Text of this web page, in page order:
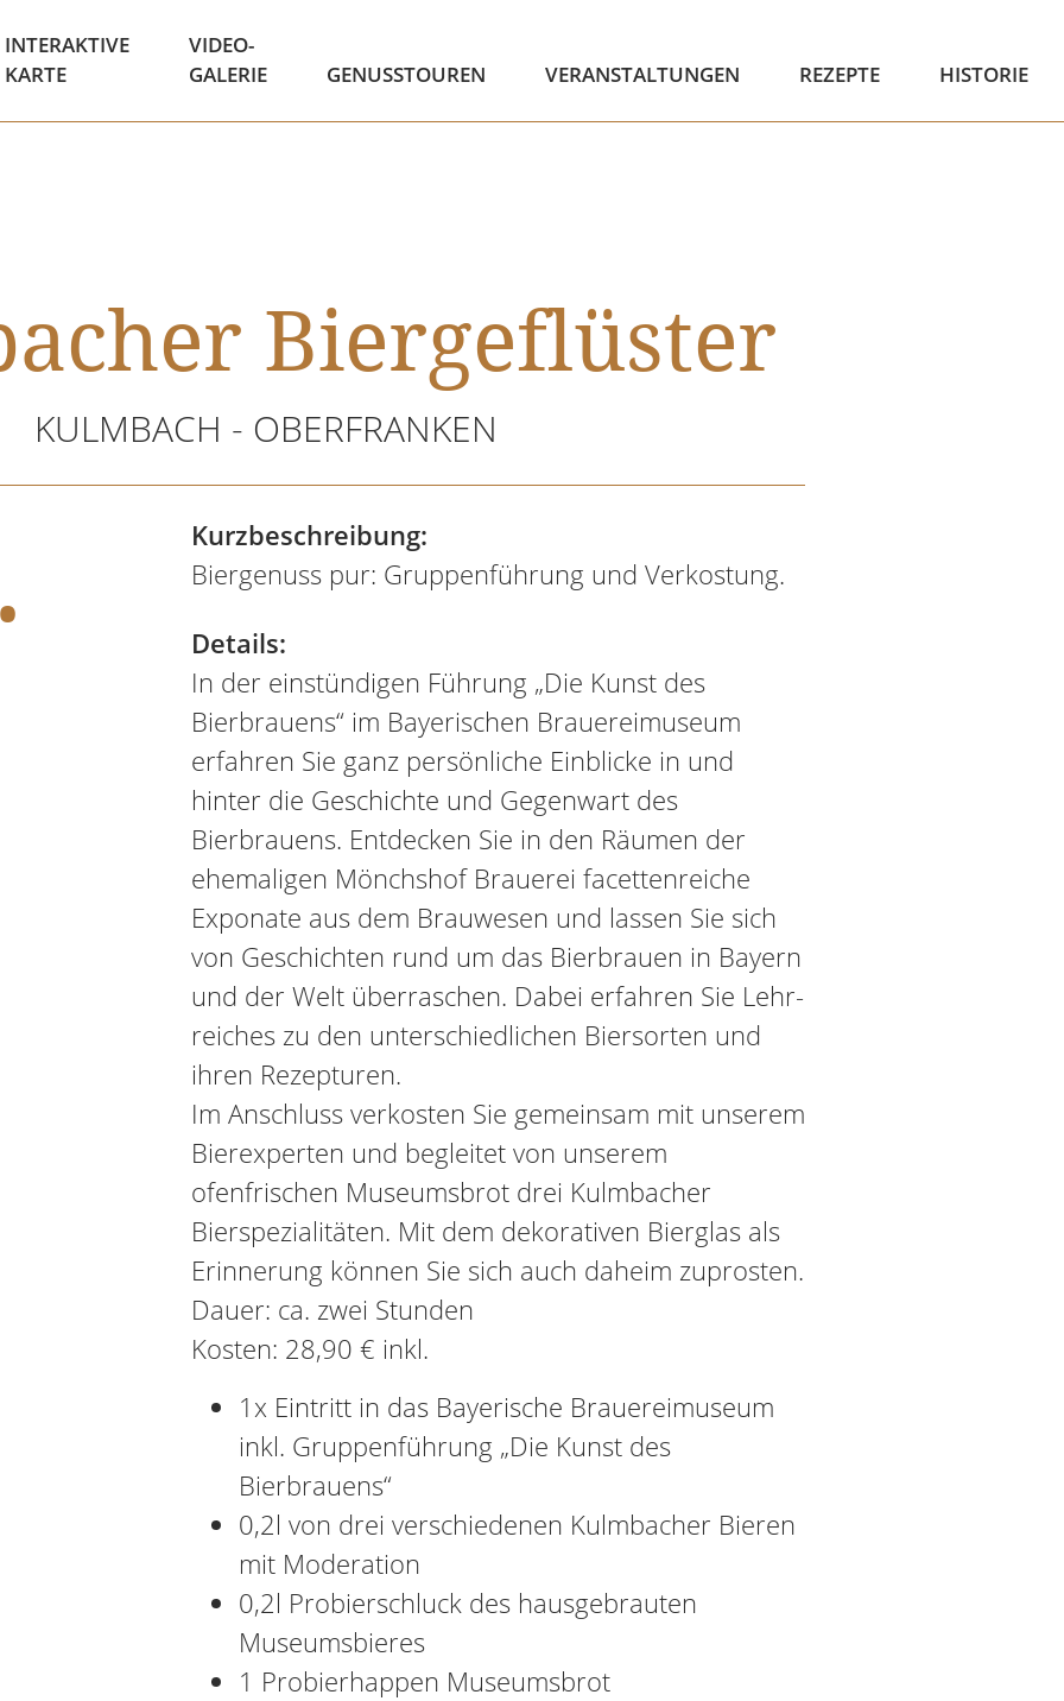
INTERAKTIVE
KARTE
VIDEO-
GALERIE
GENUSSTOUREN VERANSTALTUNGEN REZEPTE HISTORIE
Biergeflüster
KULMBACH - OBERFRANKEN
Kurzbeschreibung:
Biergenuss pur: Gruppenführung und Verkostung.
Details:
In der einstündigen Führung „Die Kunst des
Bierbrauens“ im Bayerischen Brauereimuseum
erfahren Sie ganz persönliche Einblicke in und
hinter die Geschichte und Gegenwart des
Bierbrauens. Entdecken Sie in den Räumen der
ehemaligen Mönchshof Brauerei facettenreiche
Exponate aus dem Brauwesen und lassen Sie sich
von Geschichten rund um das Bierbrauen in Bayern
und der Welt überraschen. Dabei erfahren Sie Lehr-
reiches zu den unterschiedlichen Biersorten und
ihren Rezepturen.
Im Anschluss verkosten Sie gemeinsam mit unserem
Bierexperten und begleitet von unserem
ofenfrischen Museumsbrot drei Kulmbacher
Bierspezialitäten. Mit dem dekorativen Bierglas als
Erinnerung können Sie sich auch daheim zuprosten.
Dauer: ca. zwei Stunden
Kosten: 28,90 € inkl.
1x Eintritt in das Bayerische Brauereimuseum
inkl. Gruppenführung „Die Kunst des
Bierbrauens“
0,2l von drei verschiedenen Kulmbacher Bieren
mit Moderation
0,2l Probierschluck des hausgebrauten
Museumsbieres
1 Probierhappen Museumsbrot